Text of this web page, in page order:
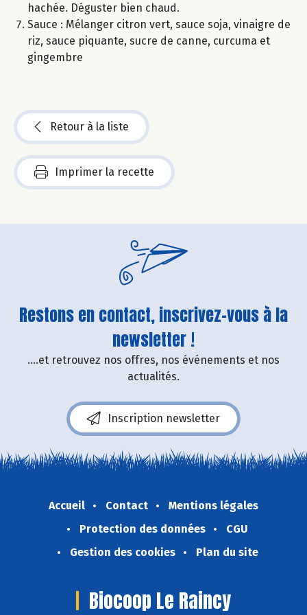
hachée. Déguster bien chaud.
Sauce : Mélanger citron vert, sauce soja, vinaigre de
riz, sauce piquante, sucre de canne, curcuma et
gingembre
Retour à la liste
Imprimer la recette
Restons en contact, inscrivez-vous à la
newsletter !
....et retrouvez nos offres, nos événements et nos
actualités.
Inscription newsletter
Accueil Contact
Mentions légales
Protection des données
CGU
Gestion des cookies
Plan du site
Biocoop Le Raincy